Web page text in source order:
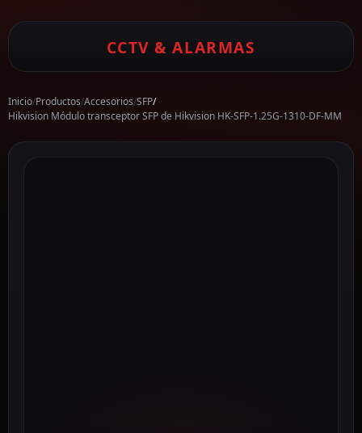
CCTV & ALARMAS
Inicio/Productos/Accesorios/SFP/
Hikvision Módulo transceptor SFP de Hikvision HK-SFP-1.25G-1310-DF-MM